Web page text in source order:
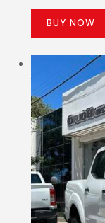
BUY NOW